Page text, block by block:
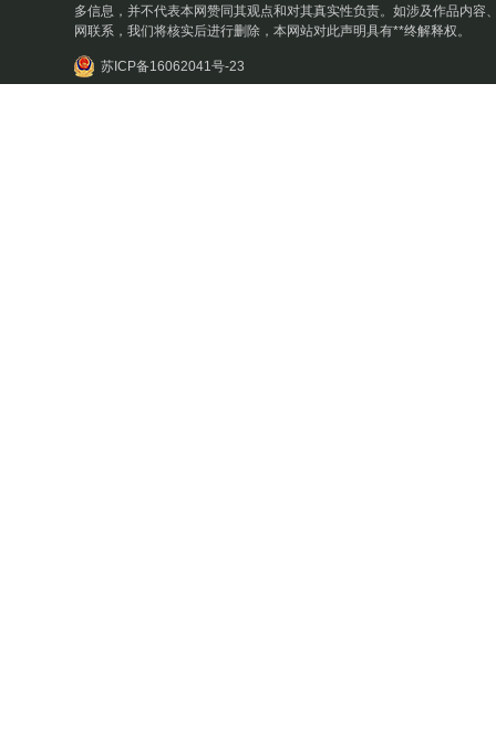
多信息，并不代表本网赞同其观点和对其真实性负责。如涉及作品内容
网联系，我们将核实后进行删除，本网站对此声明具有**终解释权。
苏ICP备16062041号-23